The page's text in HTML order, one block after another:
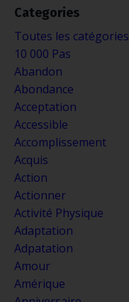
Categories
Toutes les catégories
10 000 Pas
Abandon
Abondance
Acceptation
Accessible
Accomplissement
Acquis
Action
Actionner
Activité Physique
Adaptation
Adpatation
Amour
Amérique